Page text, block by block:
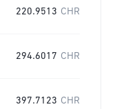
220.9513 CHR
294.6017 CHR
397.7123 CHR